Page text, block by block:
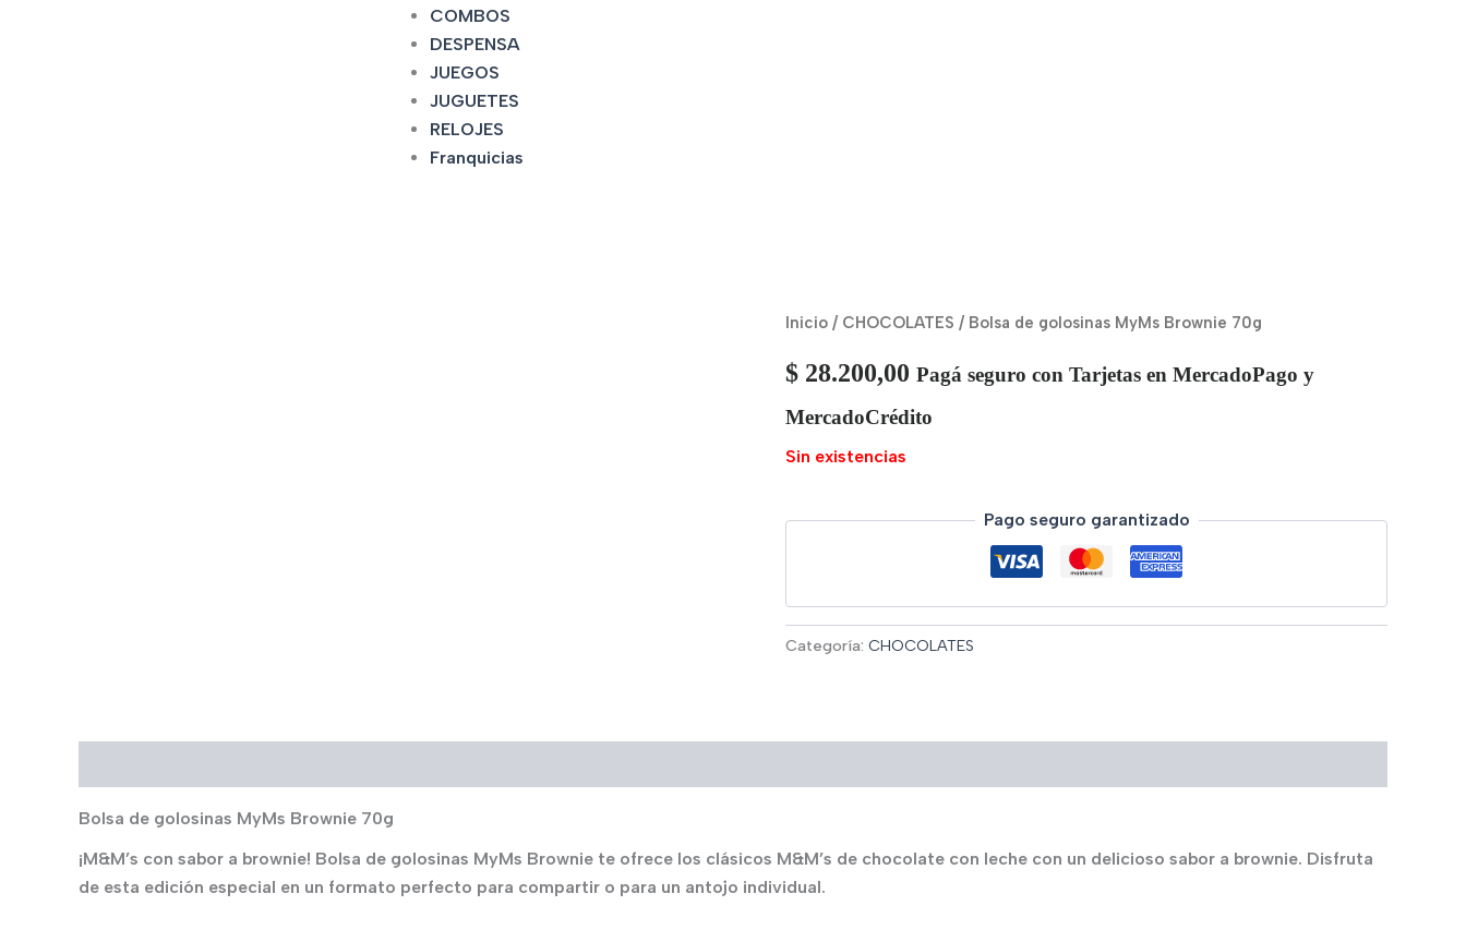
COMBOS
DESPENSA
JUEGOS
JUGUETES
RELOJES
Franquicias
Inicio / CHOCOLATES / Bolsa de golosinas MyMs Brownie 70g
$ 28.200,00 Pagá seguro con Tarjetas en MercadoPago y
MercadoCrédito
Sin existencias
Pago seguro garantizado
Categoría: CHOCOLATES
Bolsa de golosinas MyMs Brownie 70g
¡M&M’s con sabor a brownie! Bolsa de golosinas MyMs Brownie te ofrece los clásicos M&M’s de chocolate con leche con un delicioso sabor a brownie. Disfruta
de esta edición especial en un formato perfecto para compartir o para un antojo individual.